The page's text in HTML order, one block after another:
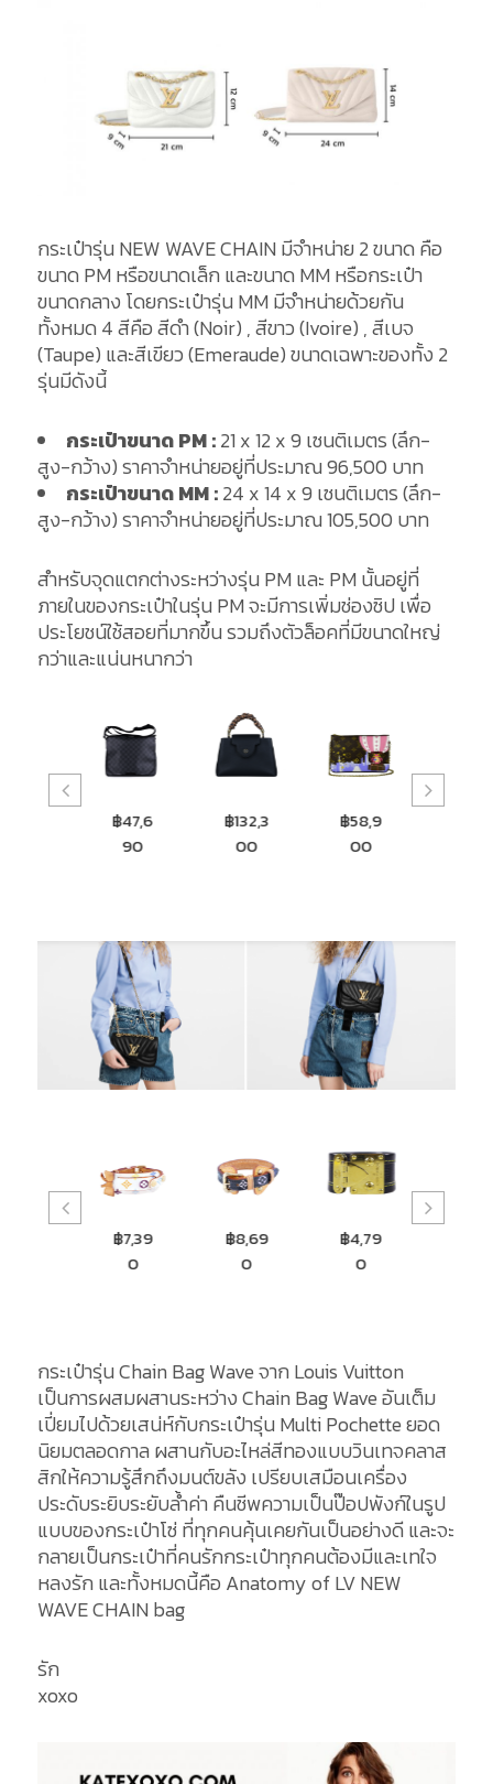
กระเป๋ารุ่น NEW WAVE CHAIN มีจำหน่าย 2 ขนาด คือ
ขนาด PM หรือขนาดเล็ก และขนาด MM หรือกระเป๋า
ขนาดกลาง โดยกระเป๋ารุ่น MM มีจำหน่ายด้วยกัน
ทั้งหมด 4 สีคือ สีดำ (Noir) , สีขาว (Ivoire) , สีเบจ
(Taupe) และสีเขียว (Emeraude) ขนาดเฉพาะของทั้ง 2
รุ่นมีดังนี้
กระเป๋าขนาด PM :21 x 12 x 9 เซนติเมตร (ลึก-
สูง-กว้าง) ราคาจำหน่ายอยู่ที่ประมาณ 96,500 บาท
กระเป๋าขนาด MM :24 x 14 x 9 เซนติเมตร (ลึก-
สูง-กว้าง) ราคาจำหน่ายอยู่ที่ประมาณ 105,500 บาท
สำหรับจุดแตกต่างระหว่างรุ่น PM และ PM นั้นอยู่ที่
ภายในของกระเป๋าในรุ่น PM จะมีการเพิ่มช่องซิป เพื่อ
ประโยชน์ใช้สอยที่มากขึ้น รวมถึงตัวล็อคที่มีขนาดใหญ่
กว่าและแน่นหนากว่า
฿47,6
฿132,3
฿58,9
฿7,39
฿8,69
฿4,79
กระเป๋ารุ่น Chain Bag Wave จาก Louis Vuitton
เป็นการผสมผสานระหว่าง Chain Bag Wave อันเต็ม
เปี่ยมไปด้วยเสน่ห์กับกระเป๋ารุ่น Multi Pochette ยอด
นิยมตลอดกาล ผสานกับอะไหล่สีทองแบบวินเทจคลาส
สิกให้ความรู้สึกถึงมนต์ขลัง เปรียบเสมือนเครื่อง
ประดับระยิบระยับล้ำค่า คืนชีพความเป็นป๊อปพังก์ในรูป
แบบของกระเป๋าโซ่ ที่ทุกคนคุ้นเคยกันเป็นอย่างดี และจะ
กลายเป็นกระเป๋าที่คนรักกระเป๋าทุกคนต้องมีและเทใจ
หลงรัก และทั้งหมดนี้คือ Anatomy of LV NEW
WAVE CHAIN bag
รัก
xoxo